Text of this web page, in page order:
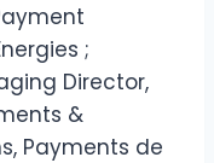
;
Director,
&
Payments de